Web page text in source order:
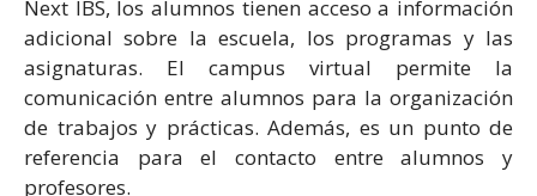
Next IBS, los alumnos tienen acceso a información
adicional sobre la escuela, los programas y las
asignaturas. El campus virtual permite la
comunicación entre alumnos para la organización
de trabajos y prácticas. Además, es un punto de
referencia para el contacto entre alumnos y
profesores.